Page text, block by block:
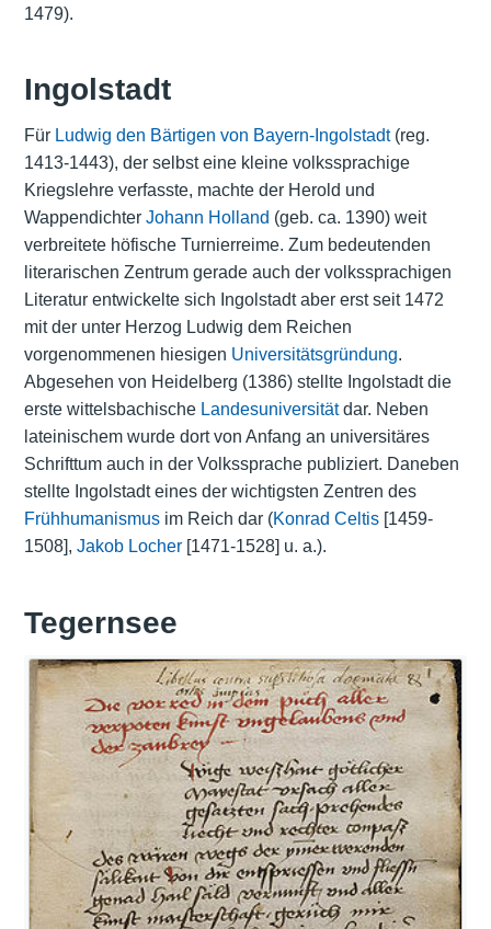
1479).
Ingolstadt
Für Ludwig den Bärtigen von Bayern-Ingolstadt(reg.
1413-1443), der selbst eine kleine volkssprachige
Kriegslehre verfasste, machte der Herold und
Wappendichter Johann Holland (geb. ca. 1390) weit
verbreitete höfische Turnierreime. Zum bedeutenden
literarischen Zentrum gerade auch der volkssprachigen
Literatur entwickelte sich Ingolstadt aber erst seit 1472
mit der unter Herzog Ludwig dem Reichen
vorgenommenen hiesigen Universitätsgründung.
Abgesehen von Heidelberg (1386) stellte Ingolstadt die
erste wittelsbachische Landesuniversitätdar. Neben
lateinischem wurde dort von Anfang an universitäres
Schrifttum auch in der Volkssprache publiziert. Daneben
stellte Ingolstadt eines der wichtigsten Zentren des
Frühhumanismusim Reich dar (Konrad Celtis[1459-
1508], Jakob Locher[1471-1528] u. a.).
Tegernsee